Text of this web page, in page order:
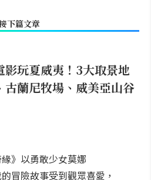
下篇文章
影玩夏威夷！3大取景地
蘭尼牧場、威美亞山谷
》以勇敢少女莫娜
冒險故事受到觀眾喜愛，